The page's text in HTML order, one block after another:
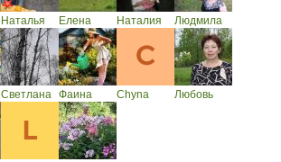
Наталья Елена Наталия Людмила
Светлана Фаина Chyna Любовь